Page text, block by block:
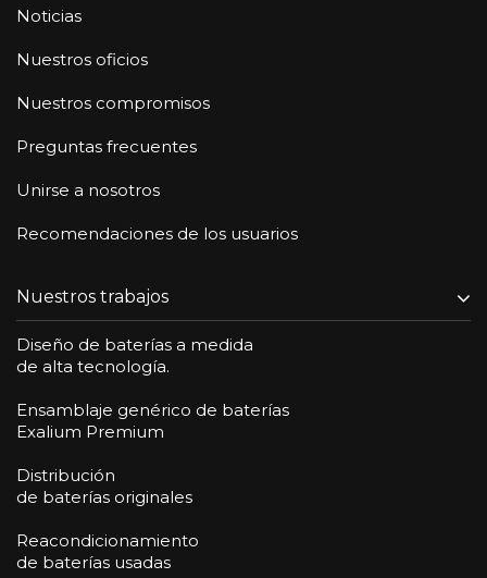
Noticias
Nuestros oficios
Nuestros compromisos
Preguntas frecuentes
Unirse a nosotros
Recomendaciones de los usuarios
Nuestros trabajos
Diseño de baterías a medida
de alta tecnología.
Ensamblaje genérico de baterías
Exalium Premium
Distribución
de baterías originales
Reacondicionamiento
de baterías usadas